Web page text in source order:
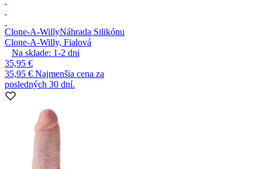
Clone-A-WillyNáhrada Silikónu
Clone-A-Willy, Fialová
Na sklade: 1-2 dni
35,95 €
35,95 € Najmenšia cena za
posledných 30 dní.